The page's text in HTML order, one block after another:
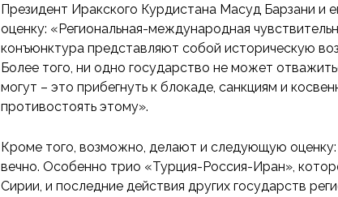
Президент Иракского Курдистана Масуд Барзани и
оценку: «Региональная-международная
конъюнктура представляют собой историческую
Более того, ни одно государство не может
могут – это прибегнуть к блокаде, санкциям и
противостоять этому».
Кроме того, возможно, делают и следующую
вечно. Особенно трио «Турция-Россия-Иран»,
Сирии, и последние действия других государств